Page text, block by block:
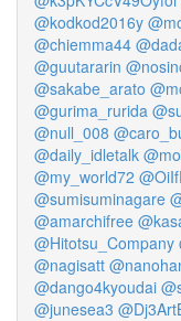
@kodkod2016y
@chiemma44
@guutararin
@sakabe_arato
@gurima_rurida
@null_008
@daily_idletalk
@my_world72
@sumisuminagare
@amarchifree
@Hitotsu_Company
@nagisatt
@dango4kyoudai
@junesea3